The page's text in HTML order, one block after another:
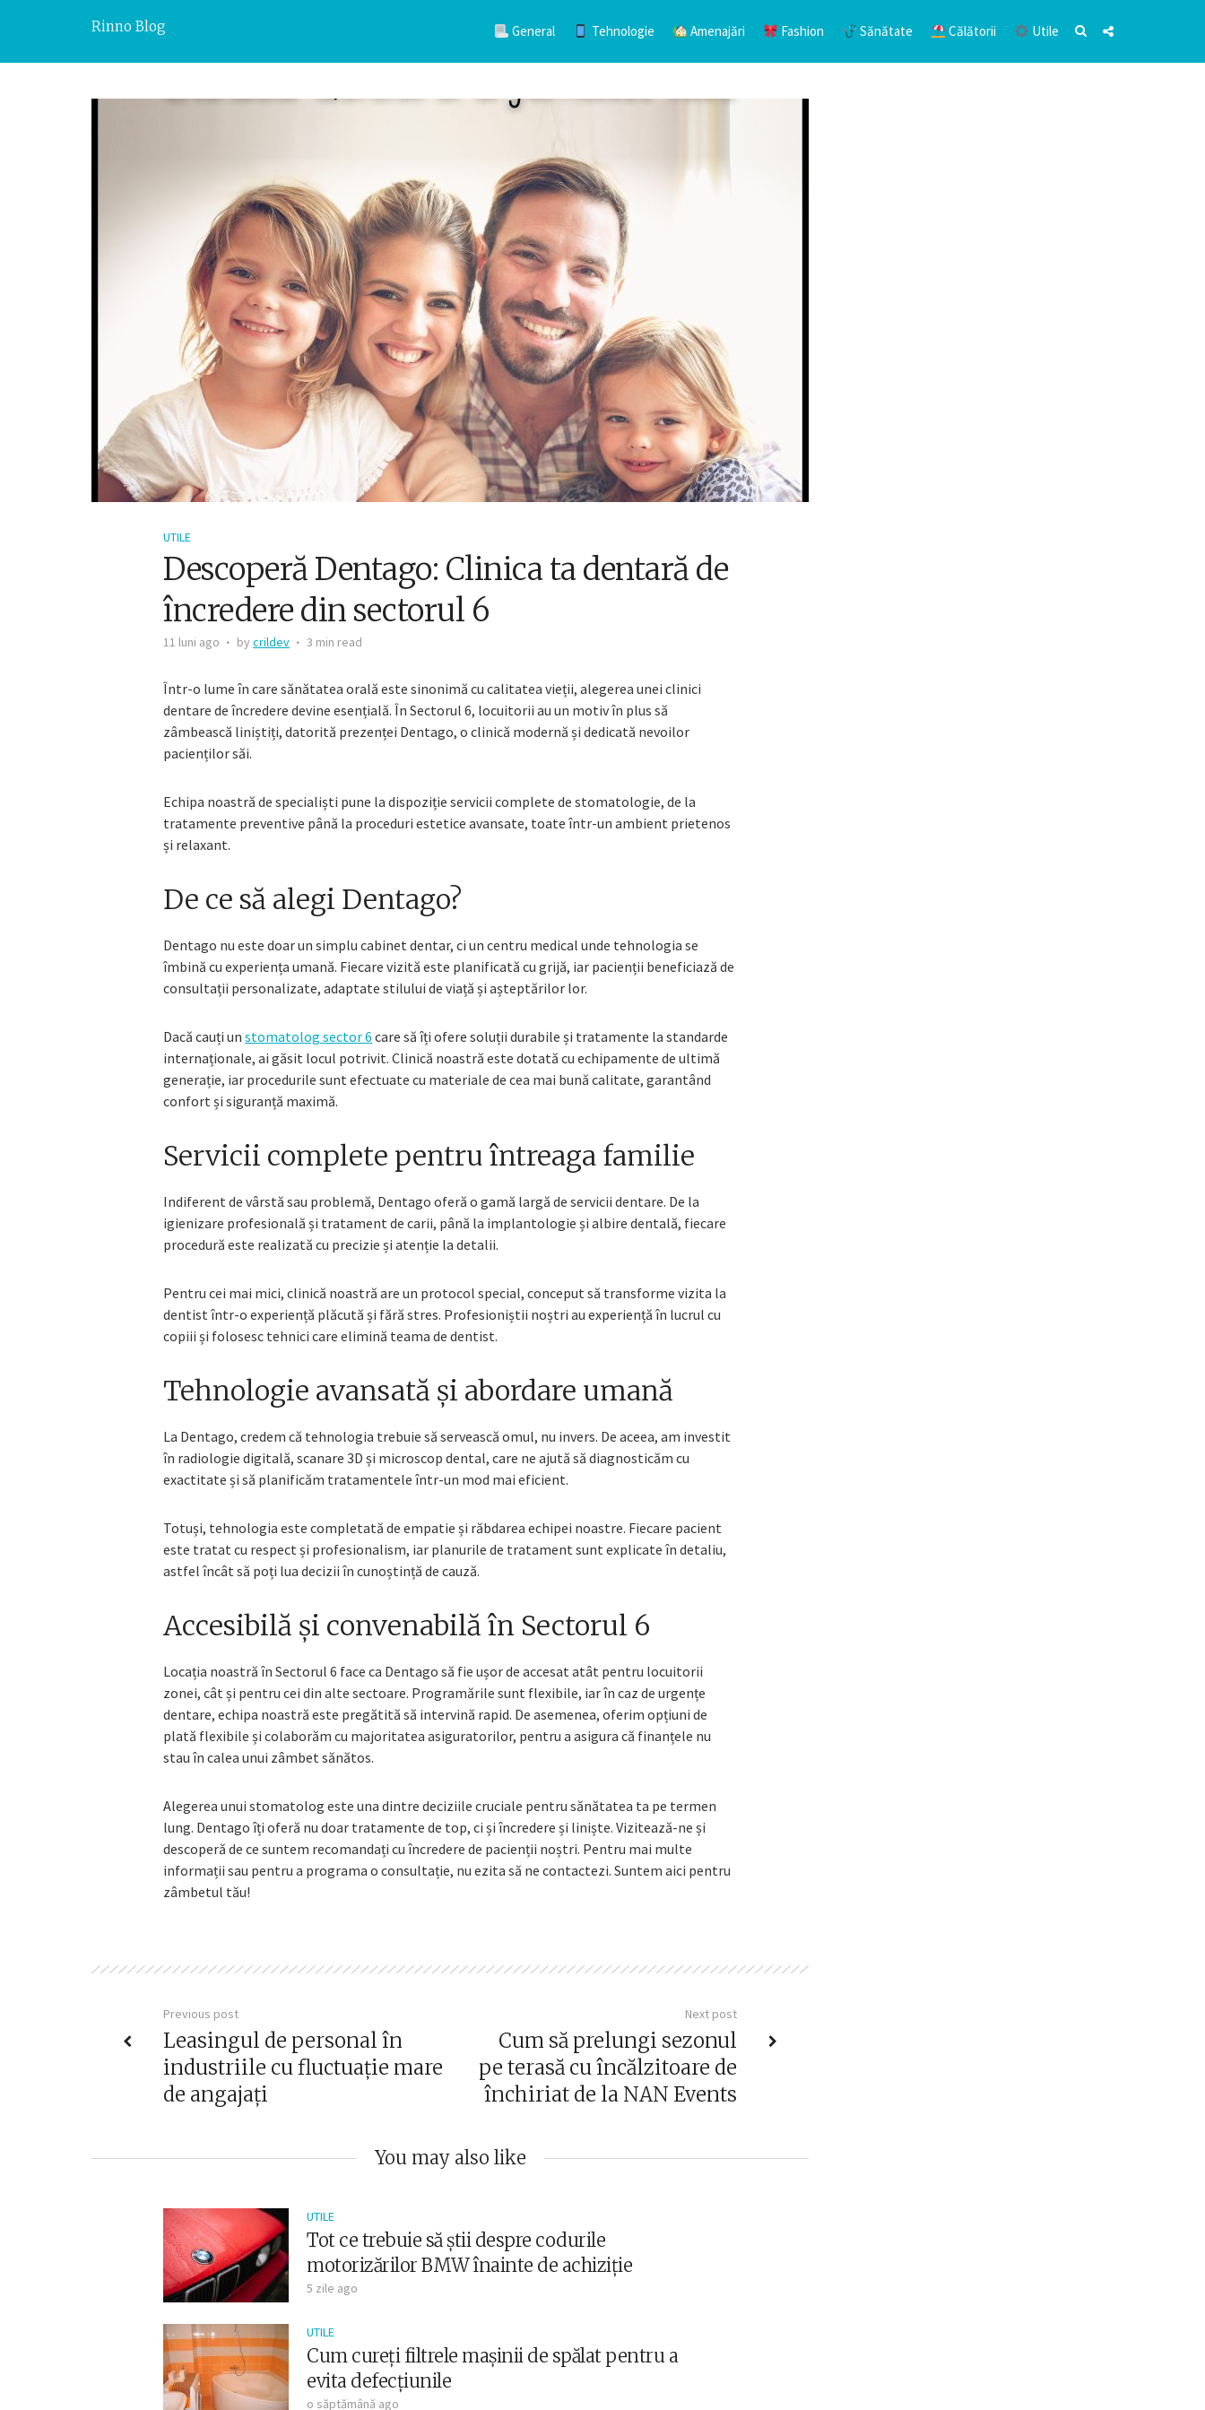
Rinno Blog General Tehnologie Amenajări Fashion Sănătate Călătorii Utile
UTILE
Descoperă Dentago: Clinica ta dentară de
încredere din sectorul 6
11 luni ago by crildev 3 min read
Într-o lume în care sănătatea orală este sinonimă cu calitatea vieții, alegerea unei clinici
dentare de încredere devine esențială. În Sectorul 6, locuitorii au un motiv în plus să
zâmbească liniștiți, datorită prezenței Dentago, o clinică modernă și dedicată nevoilor
pacienților săi.
Echipa noastră de specialiști pune la dispoziție servicii complete de stomatologie, de la
tratamente preventive până la proceduri estetice avansate, toate într-un ambient prietenos
și relaxant.
De ce să alegi Dentago?
Dentago nu este doar un simplu cabinet dentar, ci un centru medical unde tehnologia se
îmbină cu experiența umană. Fiecare vizită este planificată cu grijă, iar pacienții beneficiază de
consultații personalizate, adaptate stilului de viață și așteptărilor lor.
Dacă cauți un stomatolog sector 6 care să îți ofere soluții durabile și tratamente la standarde
internaționale, ai găsit locul potrivit. Clinică noastră este dotată cu echipamente de ultimă
generație, iar procedurile sunt efectuate cu materiale de cea mai bună calitate, garantând
confort și siguranță maximă.
Servicii complete pentru întreaga familie
Indiferent de vârstă sau problemă, Dentago oferă o gamă largă de servicii dentare. De la
igienizare profesională și tratament de carii, până la implantologie și albire dentală, fiecare
procedură este realizată cu precizie și atenție la detalii.
Pentru cei mai mici, clinică noastră are un protocol special, conceput să transforme vizita la
dentist într-o experiență plăcută și fără stres. Profesioniștii noștri au experiență în lucrul cu
copiii și folosesc tehnici care elimină teama de dentist.
Tehnologie avansată și abordare umană
La Dentago, credem că tehnologia trebuie să servească omul, nu invers. De aceea, am investit
în radiologie digitală, scanare 3D și microscop dental, care ne ajută să diagnosticăm cu
exactitate și să planificăm tratamentele într-un mod mai eficient.
Totuși, tehnologia este completată de empatie și răbdarea echipei noastre. Fiecare pacient
este tratat cu respect și profesionalism, iar planurile de tratament sunt explicate în detaliu,
astfel încât să poți lua decizii în cunoștință de cauză.
Accesibilă și convenabilă în Sectorul 6
Locația noastră în Sectorul 6 face ca Dentago să fie ușor de accesat atât pentru locuitorii
zonei, cât și pentru cei din alte sectoare. Programările sunt flexibile, iar în caz de urgențe
dentare, echipa noastră este pregătită să intervină rapid. De asemenea, oferim opțiuni de
plată flexibile și colaborăm cu majoritatea asiguratorilor, pentru a asigura că finanțele nu
stau în calea unui zâmbet sănătos.
Alegerea unui stomatolog este una dintre deciziile cruciale pentru sănătatea ta pe termen
lung. Dentago îți oferă nu doar tratamente de top, ci și încredere și liniște. Vizitează-ne și
descoperă de ce suntem recomandați cu încredere de pacienții noștri. Pentru mai multe
informații sau pentru a programa o consultație, nu ezita să ne contactezi. Suntem aici pentru
zâmbetul tău!
Previous post
Leasingul de personal în
industriile cu fluctuație mare
de angajați
Next post
Cum să prelungi sezonul
pe terasă cu încălzitoare de
închiriat de la NAN Events
You may also like
UTILE
Tot ce trebuie să știi despre codurile
motorizărilor BMW înainte de achiziție
5 zile ago
UTILE
Cum cureți filtrele mașinii de spălat pentru a
evita defecțiunile
o săptămână ago